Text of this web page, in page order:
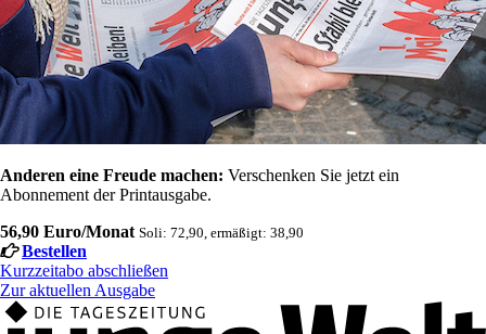
Anderen eine Freude machen: Verschenken Sie jetzt ein
Abonnement der Printausgabe.
56,90 Euro/Monat Soli: 72,90, ermäßigt: 38,90
Bestellen
Kurzzeitabo abschließen
Zur aktuellen Ausgabe